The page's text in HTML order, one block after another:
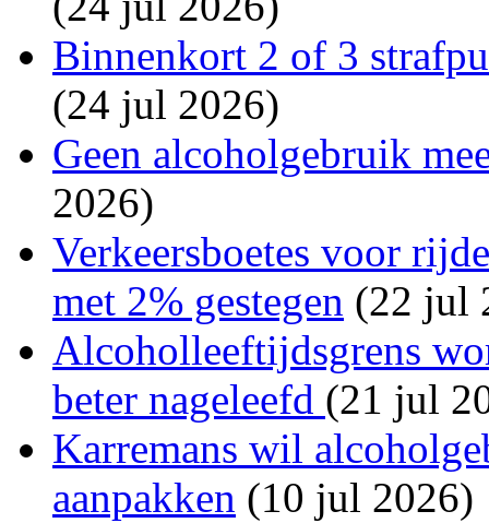
Binnenkort 2 of 3
(24 jul 2026)
Geen alcoholgebruik
2026)
Verkeersboetes voor
met 2% gestegen (22 jul
Alcoholleeftijdsgrens
beter nageleefd (21 jul
Karremans wil
aanpakken (10 jul 2026)